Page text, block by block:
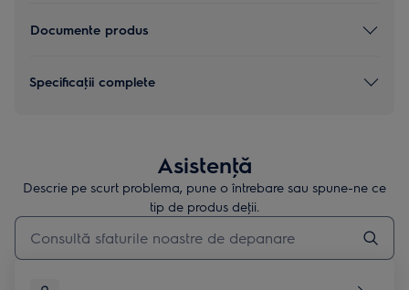
Documente produs
Specificaţii complete
Asistenţă
Descrie pe scurt problema, pune o întrebare sau spune-ne ce
tip de produs deţii.
Type to search for support articles